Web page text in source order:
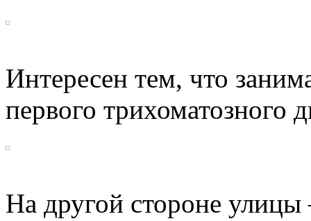
Интересен тем, что
первого трихоматозного
На другой стороне